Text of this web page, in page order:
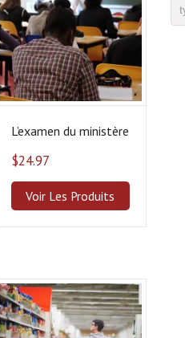
L’examen du ministère
$24.97
Voir Les Produits